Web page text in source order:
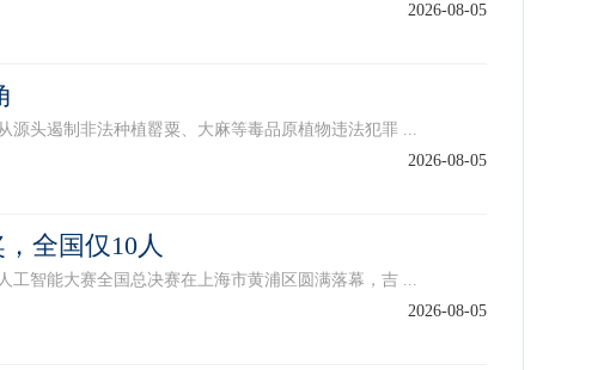
2026-08-05
头遏制非法种植罂粟、大麻等毒品原植物违法犯罪 ...
2026-08-05
全国仅10人
智能大赛全国总决赛在上海市黄浦区圆满落幕，吉 ...
2026-08-05